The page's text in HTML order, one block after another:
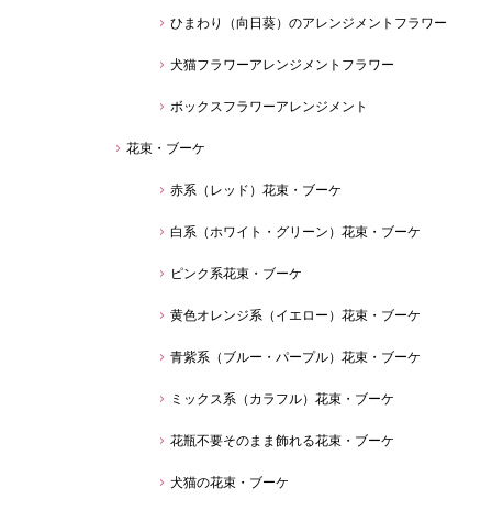
ひまわり（向日葵）のアレンジメントフラワー
犬猫フラワーアレンジメントフラワー
ボックスフラワーアレンジメント
花束・ブーケ
赤系（レッド）花束・ブーケ
白系（ホワイト・グリーン）花束・ブーケ
ピンク系花束・ブーケ
黄色オレンジ系（イエロー）花束・ブーケ
青紫系（ブルー・パープル）花束・ブーケ
ミックス系（カラフル）花束・ブーケ
花瓶不要そのまま飾れる花束・ブーケ
犬猫の花束・ブーケ